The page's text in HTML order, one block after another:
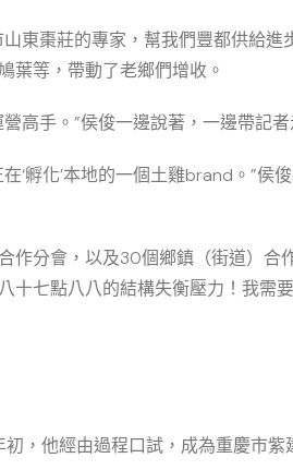
東棗莊的專家，幫我們豐都供給
葉等，帶動了老鄉們增收。
高手。”侯俊一邊說著，一邊帶記
‘孵化’本地的一個土雞brand。”
作分會，以及30個鄉鎮（街道）
七點八八的結構失衡壓力！我需
，他經由過程口試，成為重慶市紫